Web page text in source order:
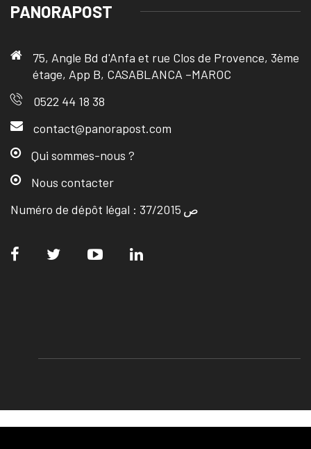
PANORAPOST
75, Angle Bd d'Anfa et rue Clos de Provence, 3ème
étage, App B, CASABLANCA –MAROC
0522 44 18 38
contact@panorapost.com
Qui sommes-nous ?
Nous contacter
Numéro de dépôt légal : ص 37/2015